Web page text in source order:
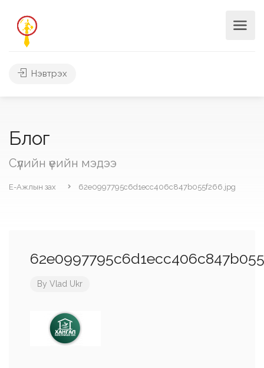
Нэвтрэх
Блог
Сүүлийн үеийн мэдээ
Е-Ажлын зах 62e0997795c6d1ecc406c847b055f266.jpg
By Vlad Ukr